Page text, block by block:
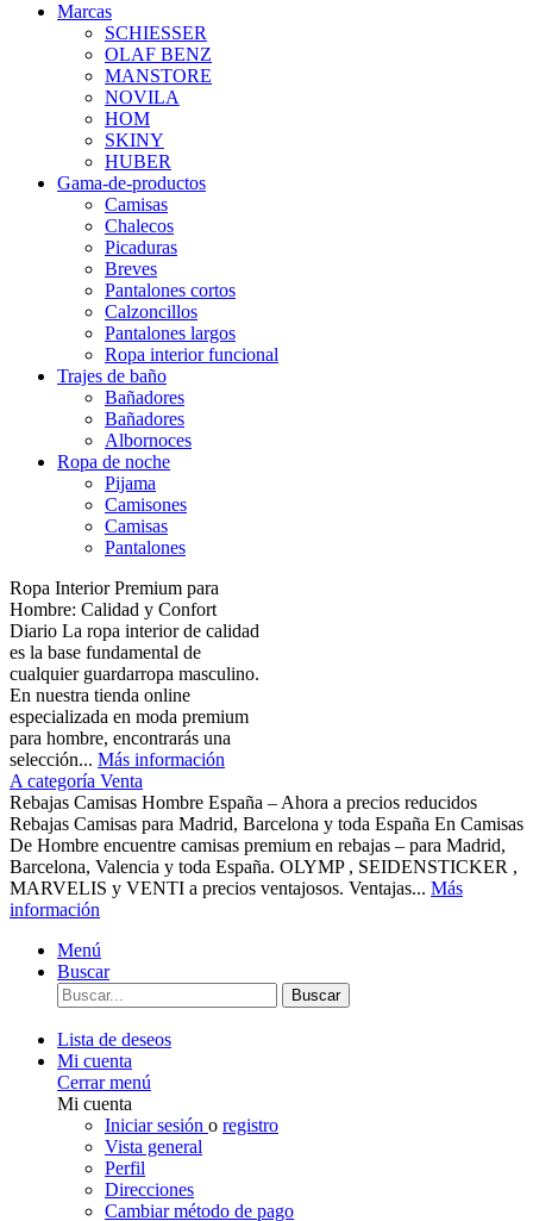
Marcas
SCHIESSER
OLAF BENZ
MANSTORE
NOVILA
HOM
SKINY
HUBER
Gama-de-productos
Camisas
Chalecos
Picaduras
Breves
Pantalones cortos
Calzoncillos
Pantalones largos
Ropa interior funcional
Trajes de baño
Bañadores
Bañadores
Albornoces
Ropa de noche
Pijama
Camisones
Camisas
Pantalones
Ropa Interior Premium para
Hombre: Calidad y Confort
Diario La ropa interior de calidad
es la base fundamental de
cualquier guardarropa masculino.
En nuestra tienda online
especializada en moda premium
para hombre, encontrarás una
selección... Más información
A categoría Venta
Rebajas Camisas Hombre España – Ahora a precios reducidos
Rebajas Camisas para Madrid, Barcelona y toda España En Camisas
De Hombre encuentre camisas premium en rebajas – para Madrid,
Barcelona, Valencia y toda España. OLYMP , SEIDENSTICKER ,
MARVELIS y VENTI a precios ventajosos. Ventajas... Más
información
Menú
Buscar
Buscar
Lista de deseos
Mi cuenta
Cerrar menú
Mi cuenta
Iniciar sesión o registro
Vista general
Perfil
Direcciones
Cambiar método de pago